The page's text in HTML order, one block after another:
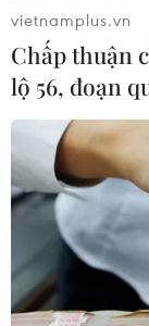
Theo dõi
TIN LIÊN
vietnamplus.vn
Chấp thuận
lộ 56, đoạn